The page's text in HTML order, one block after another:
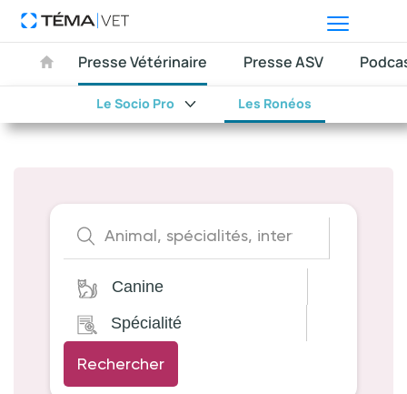
Presse Vétérinaire
Le Socio Pro Les Ronéos
Presse ASV